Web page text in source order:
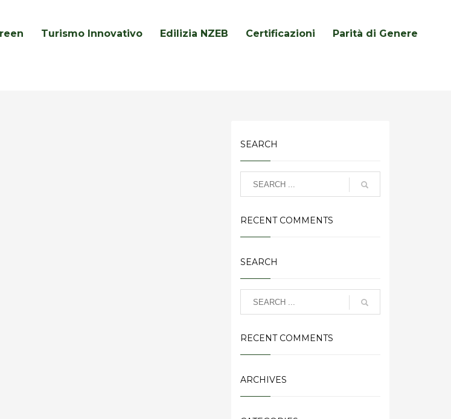
Turismo Innovativo Edilizia NZEB Certificazioni Parità di Genere
SEARCH
RECENT COMMENTS
SEARCH
RECENT COMMENTS
ARCHIVES